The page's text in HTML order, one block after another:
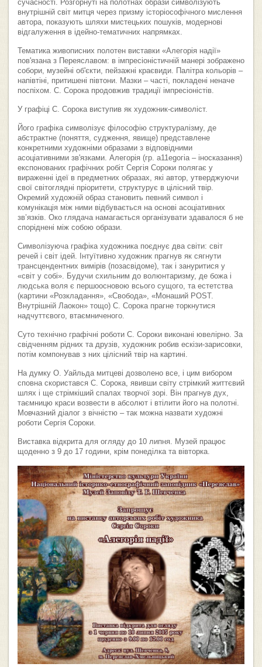
сучасності. Розгорнуті на полотнах образи символізують
внутрішній світ митця через призму історіософічного мислення
автора, показують шляхи мистецьких пошуків, модернові
відгалуження в ідейно-тематичних напрямках.
Тематика живописних полотен виставки «Алегорія надії»
пов'язана з Переяславом: в імпресіоністичній манері зображено
собори, музейні об'єкти, пейзажні краєвиди. Палітра кольорів –
напівтіні, притишені півтони. Мазки – часті, покладені неначе
поспіхом. С. Сорока продовжив традиції імпресіоністів.
У графіці С. Сорока виступив як художник-символіст.
Його графіка символізує філософію структуралізму, де
абстрактне (поняття, судження, явище) представлене
конкретними художніми образами з відповідними
асоціативними зв'язками. Алегорія (гр. а11еgогіа – іносказання)
експонованих графічних робіт Сергія Сороки полягає у
вираженні ідеї в предметних образах, які автор, утверджуючи
свої світоглядні пріоритети, структурує в цілісний твір.
Окремий художній образ становить певний символ і
комунікація між ними відбувається на основі асоціативних
зв’язків. Око глядача намагається організувати здавалося б не
споріднені між собою образи.
Символізуюча графіка художника поєднує два світи: світ
речей і світ ідей. Інтуїтивно художник прагнув як сягнути
трансцендентних вимірів (позасвідоме), так і зануритися у
«світ у собі». Будучи схильним до волюнтаризму, де божа і
людська воля є першоосновою всього сущого, та естетства
(картини «Розкладання», «Свобода», «Монаший POST.
Внутрішній Лаокон» тощо) С. Сорока прагне торкнутися
надчуттєвого, втаємниченого.
Суто технічно графічні роботи С. Сороки виконані ювелірно. За
свідченням рідних та друзів, художник робив ескізи-зарисовки,
потім компонував з них цілісний твір на картині.
На думку О. Уайльда митцеві дозволено все, і цим вибором
сповна скористався С. Сорока, явивши світу стрімкий життєвий
шлях і ще стрімкіший спалах творчої зорі. Він прагнув дух,
таємницю краси возвести в абсолют і втілити його на полотні.
Мовчазний діалог з вічністю – так можна назвати художні
роботи Сергія Сороки.
Виставка відкрита для огляду до 10 липня. Музей працює
щоденно з 9 до 17 години, крім понеділка та вівторка.